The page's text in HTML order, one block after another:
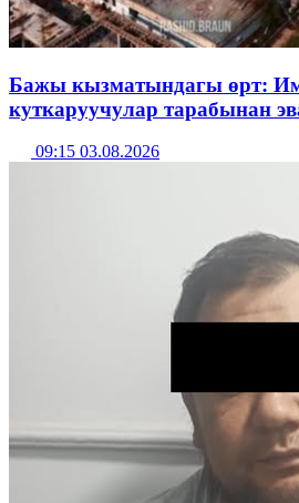
Бажы кызматындагы өрт:
куткаруучулар тарабынан
09:15 03.08.2026